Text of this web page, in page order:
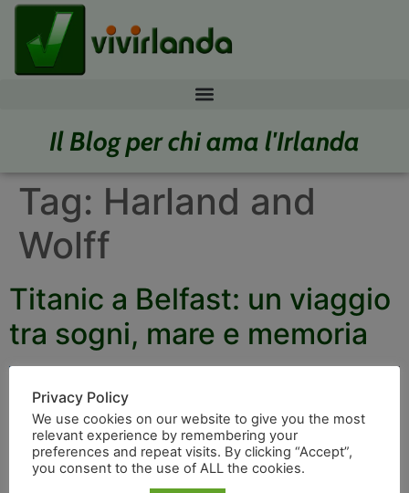
Il Blog per chi ama l'Irlanda
Tag: Harland and
Wolff
Titanic a Belfast: un viaggio
tra sogni, mare e memoria
Privacy Policy
We use cookies on our website to give you the most
relevant experience by remembering your
preferences and repeat visits. By clicking “Accept”,
you consent to the use of ALL the cookies.